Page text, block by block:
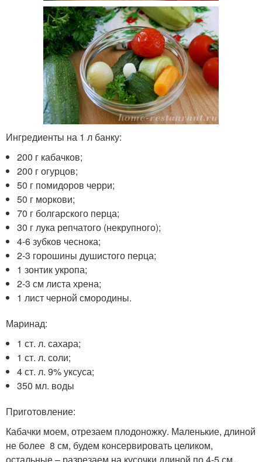
Ингредиенты на 1 л банку:
200 г кабачков;
200 г огурцов;
50 г помидоров черри;
50 г моркови;
70 г болгарского перца;
30 г лука репчатого (некрупного);
4-6 зубков чеснока;
2-3 горошины душистого перца;
1 зонтик укропа;
2-3 см листа хрена;
1 лист черной смородины.
Маринад:
1 ст. л. сахара;
1 ст. л. соли;
4 ст. л. 9% уксуса;
350 мл. воды
Приготовление:
Кабачки моем, отрезаем плодоножку. Маленькие, длиной
не более 8 см, будем консервировать целиком,
остальные – разрезаем на кусочки длиной по 4-5 см.